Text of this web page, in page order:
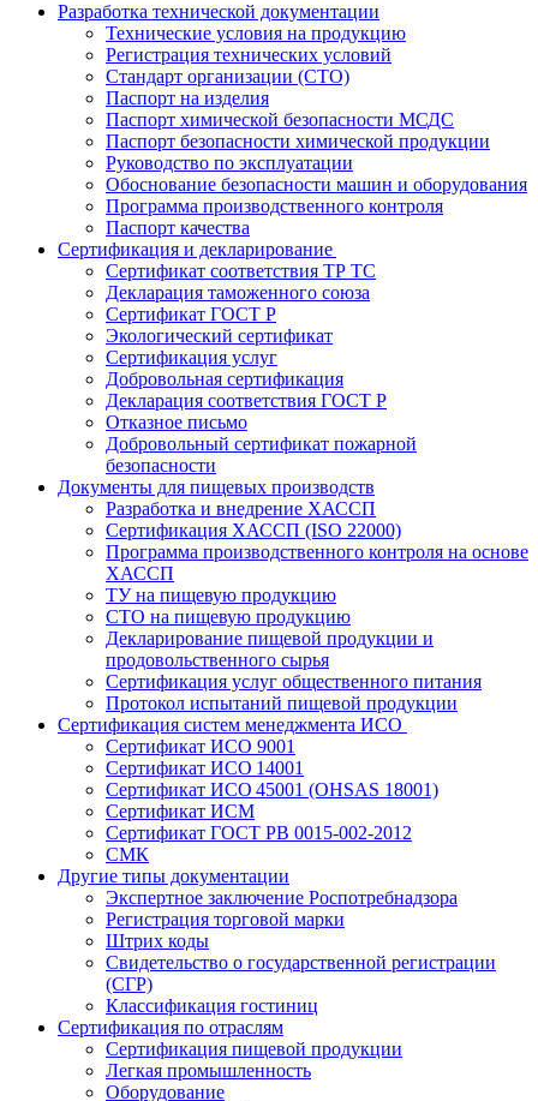
Разработка технической документации
Технические условия на продукцию
Регистрация технических условий
Стандарт организации (СТО)
Паспорт на изделия
Паспорт химической безопасности МСДС
Паспорт безопасности химической продукции
Руководство по эксплуатации
Обоснование безопасности машин и оборудования
Программа производственного контроля
Паспорт качества
Сертификация и декларирование
Сертификат соответствия ТР ТС
Декларация таможенного союза
Сертификат ГОСТ Р
Экологический сертификат
Сертификация услуг
Добровольная сертификация
Декларация соответствия ГОСТ Р
Отказное письмо
Добровольный сертификат пожарной
безопасности
Документы для пищевых производств
Разработка и внедрение ХАССП
Сертификация ХАССП (ISO 22000)
Программа производственного контроля на основе
ХАССП
ТУ на пищевую продукцию
СТО на пищевую продукцию
Декларирование пищевой продукции и
продовольственного сырья
Сертификация услуг общественного питания
Протокол испытаний пищевой продукции
Сертификация систем менеджмента ИСО
Сертификат ИСО 9001
Сертификат ИСО 14001
Сертификат ИСО 45001 (OHSAS 18001)
Сертификат ИСМ
Сертификат ГОСТ РВ 0015-002-2012
СМК
Другие типы документации
Экспертное заключение Роспотребнадзора
Регистрация торговой марки
Штрих коды
Свидетельство о государственной регистрации
(СГР)
Классификация гостиниц
Сертификация по отраслям
Сертификация пищевой продукции
Легкая промышленность
Оборудование